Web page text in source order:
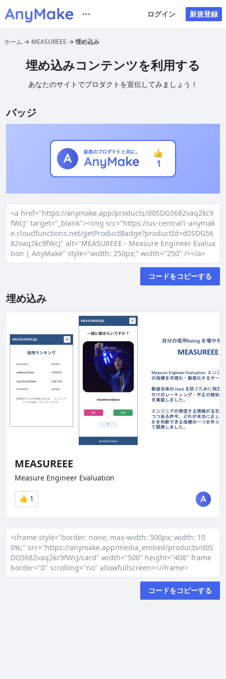
ログイン 新規登録
ホーム MEASUREEE 埋め込み
埋め込みコンテンツを利用する
あなたのサイトでプロダクトを宣伝してみましょう！
バッジ
<a href="https://anymake.app/products/d0SDG5682vaq2kc9
fWcJ" target="_blank"><img src="https://us-central1-anymak
e.cloudfunctions.net/getProductBadge?productId=d0SDG56
82vaq2kc9fWcJ" alt="MEASUREEE - Measure Engineer Evalua
tion | AnyMake" style="width: 250px;" width="250" /></a>
コードをコピーする
埋め込み
<iframe style="border: none; max-width: 500px; width: 10
0%;" src="https://anymake.app/media_embed/products/d0S
DG5682vaq2kc9fWcJ/card" width="500" height="408" frame
border="0" scrolling="no" allowfullscreen></iframe>
コードをコピーする